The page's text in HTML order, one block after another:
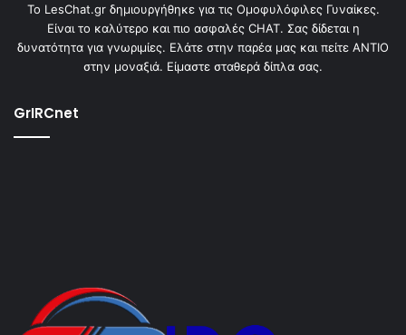
To LesChat.gr δημιουργήθηκε για τις Ομοφυλόφιλες Γυναίκες.
Είναι το καλύτερο και πιο ασφαλές CHAT. Σας δίδεται η
δυνατότητα για γνωριμίες. Ελάτε στην παρέα μας και πείτε ΑΝΤΙΟ
στην μοναξιά. Είμαστε σταθερά δίπλα σας.
GrIRCnet